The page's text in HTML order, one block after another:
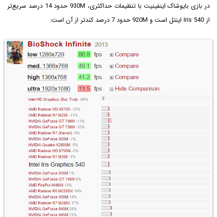
در بازی بایوشاک اینفینیت با تنظیمات حداکثری، 930M حدود 14 درصد سریع‌تر
از Iris 540 اینتل است و 920M حدود 7 درصد کندتر از آن است: